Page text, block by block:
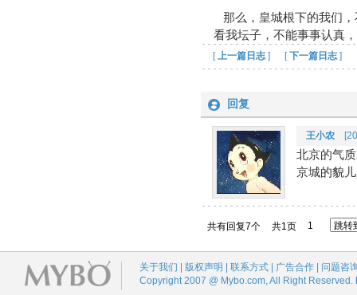
那么，皇城根下的我们，
看我坛子，不能事事认真
[上一篇日志 ] [下一篇日志 ]
回复
王小农
北京的气
京城的貌
共有回复7个 共1页 1
关于我们 | 版权声明 | 联系方式 | 广告合作 | 问题咨
Copyright 2007 @ Mybo.com, All Right Reserved.